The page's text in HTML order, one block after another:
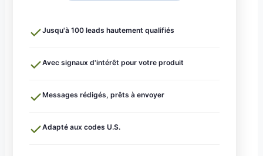
Jusqu'à 100 leads hautement qualifiés
Avec signaux d'intérêt pour votre produit
Messages rédigés, prêts à envoyer
Adapté aux codes U.S.